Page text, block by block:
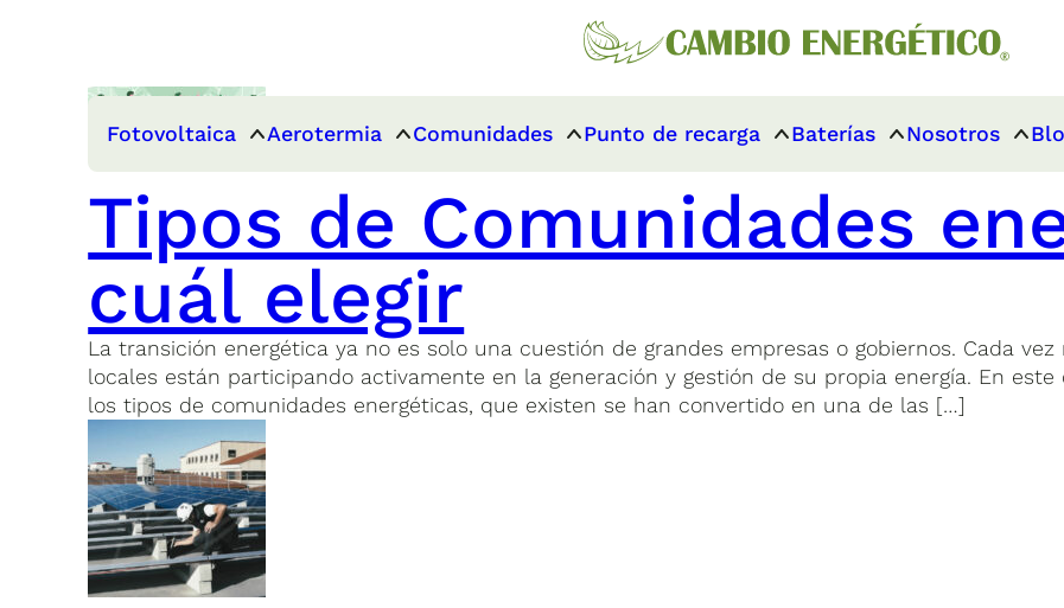
Fotovoltaica Aerotermia Comunidades Punto de recarga Baterías Nosotros
Tipos de Comunidades
cuál elegir
La transición energética ya no es solo una cuestión de grandes empresas o gobiernos. Cada
locales están participando activamente en la generación y gestión de su propia energía. En
los tipos de comunidades energéticas, que existen se han convertido en una de las […]